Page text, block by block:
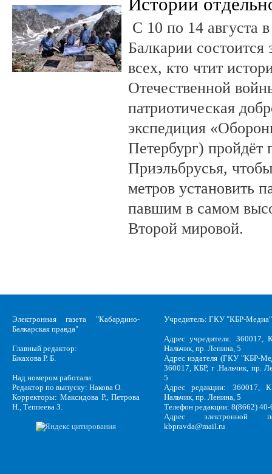
С 10 по 14 августа
Балкарии состоится
всех, кто чтит
Отечественной
патриотическая
экспедиция
Петербург) пройдёт
Приэльбрусья,
метров установить
павшим в самом
Второй мировой.
Электронная газета "Кабардино-
Балкарская правда"
Главный редактор:
Бжахова Р. Б.
Над номером работали:
Редактор по выпуску: Накова О.
Корректоры: Максидова Р., Петрова
Н., Теппеева З.
Учредитель: ГКУ "КБР-Медиа"
Адрес учредителя: 360017,
Нальчик, пр. Ленина, 5
Адрес издателя (ГКУ "КБР-
360017, КБР, г .Нальчик, пр.
5
Адрес редакции: 360017,
Нальчик, пр. Ленина, 5
Телефон редакции: 8(8662)
Адрес электронной
kbpravda@mail.ru